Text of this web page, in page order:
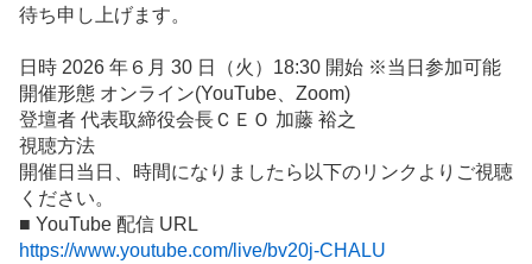
待ち申し上げます。
日時 2026 年６月 30 日（火）18:30 開始 ※当日参加可能
開催形態 オンライン(YouTube 、Zoom)
登壇者 代表取締役会長ＣＥＯ 加藤 裕之
視聴方法
開催日当日、時間になりましたら以下のリンクよりご視聴
ください。
■ YouTube 配信 URL
https://www.youtube.com/live/bv20j-CHALU